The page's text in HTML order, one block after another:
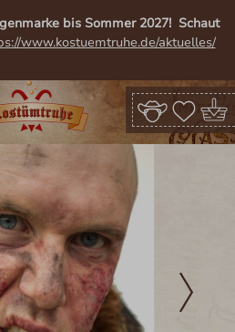
bis Sommer 2027! Schaut
www.kostuemtruhe.de/aktuelles/